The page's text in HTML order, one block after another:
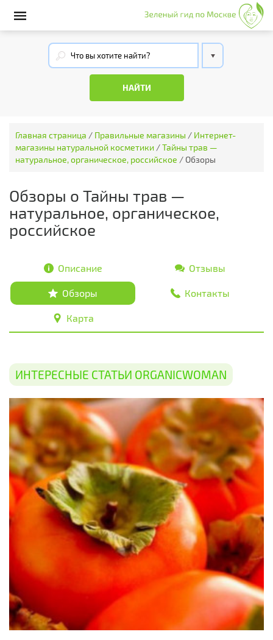
Главная страница / Правильные магазины / Интернет-
магазины натуральной косметики /Тайны трав —
натуральное, органическое, российское / Обзоры
Обзоры о Тайны трав —
натуральное, органическое,
российское
Описание Отзывы
Обзоры Контакты
Карта
ИНТЕРЕСНЫЕ СТАТЬИ ORGANICWOMAN